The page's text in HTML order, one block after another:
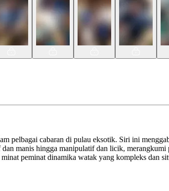
pelbagai cabaran di pulau eksotik. Siri ini
manis hingga manipulatif dan licik,
peminat dinamika watak yang kompleks dan